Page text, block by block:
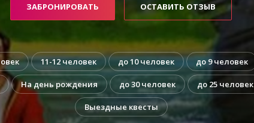
ЗАБРОНИРОВАТЬ ОСТАВИТЬ ОТЗЫВ
11-12 человек до 10 человек до 9 человек
На день рождения до 30 человек до 25 человек
Выездные квесты